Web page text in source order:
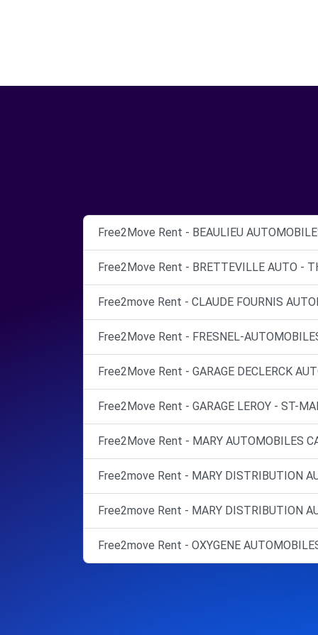
Free2Move Rent - BEAULIEU
Free2Move Rent - BRETTEVILLE AUTO -
Free2move Rent - CLAUDE FOURNIS
Free2Move Rent - FRESNEL-
Free2Move Rent - GARAGE DECLERCK
Free2Move Rent - GARAGE LEROY - ST-
Free2Move Rent - MARY AUTOMOBILES
Free2move Rent - MARY DISTRIBUTION
Free2move Rent - MARY DISTRIBUTION
Free2move Rent - OXYGENE